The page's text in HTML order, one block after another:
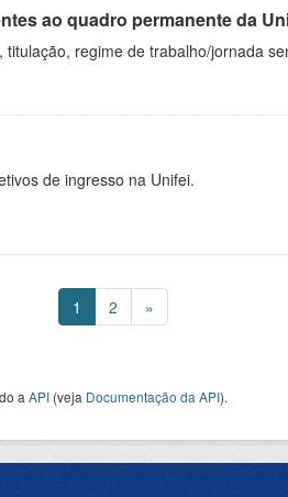
ao quadro permanente da
regime de trabalho/jornada
de ingresso na Unifei.
1 2 »
a API (veja Documentação da API).